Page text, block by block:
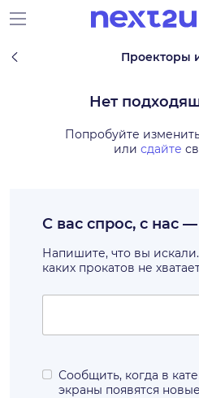
Проекторы
Нет
Попробуйте
или сдайте
С вас спрос, с нас
Напишите, что вы
каких прокатов не
Сообщить, когда в
экраны появятся